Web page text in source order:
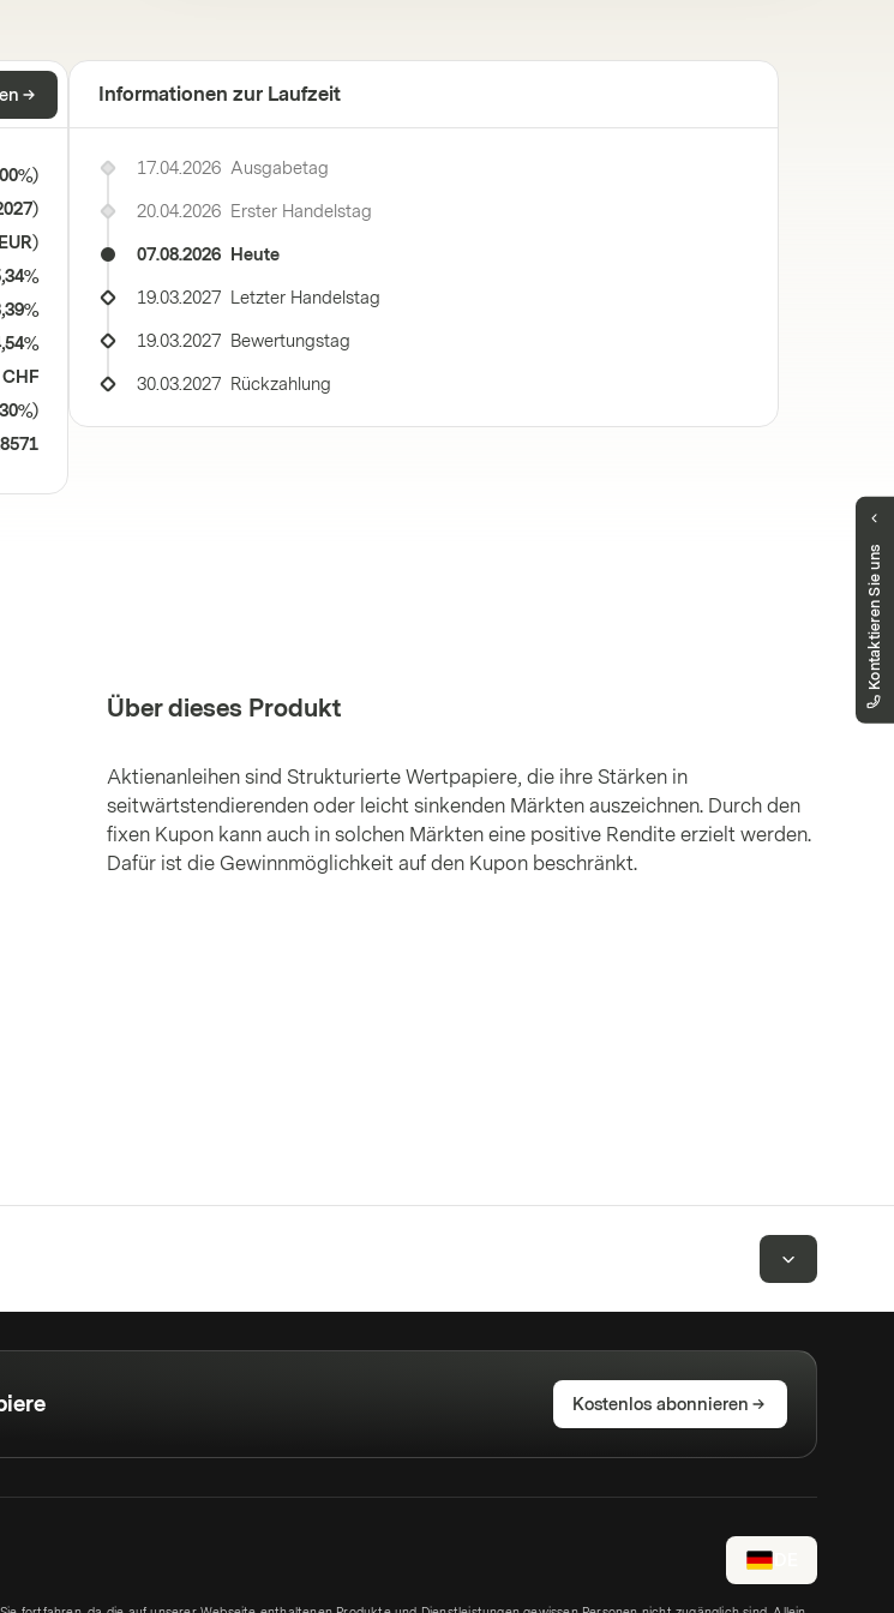
)
)
)
)
Informationen zur Laufzeit
17.04.2026 Ausgabetag
20.04.2026 Erster Handelstag
07.08.2026 Heute
19.03.2027 Letzter Handelstag
19.03.2027 Bewertungstag
30.03.2027 Rückzahlung
Über dieses Produkt
Aktienanleihen sind Strukturierte Wertpapiere, die ihre Stärken in
seitwärtstendierenden oder leicht sinkenden Märkten auszeichnen. Durch den
fixen Kupon kann auch in solchen Märkten eine positive Rendite erzielt werden.
Dafür ist die Gewinnmöglichkeit auf den Kupon beschränkt.
Kontaktieren Sie uns
Kostenlos abonnieren